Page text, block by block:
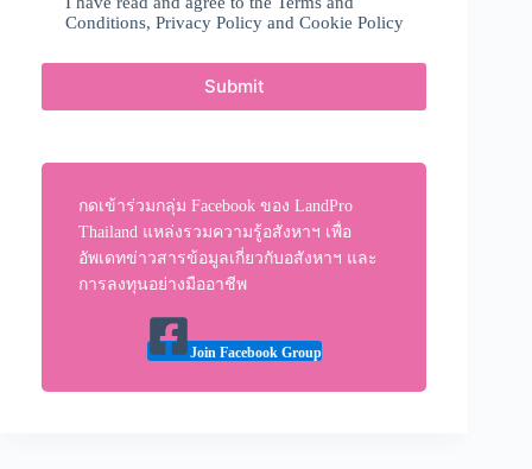
Conditions, Privacy Policy and Cookie Policy
Submit
กดเข้าร่วมกลุ่ม Facebook ของ LandPro
Thailand แหล่งรวมความรู้อสังหาฯ เพื่อ
อัพเดทข่าวสารข้อมูลเกี่ยวกับอสังหาฯ และ
การลงทุนอย่างมืออาชีพ
Join Facebook Group